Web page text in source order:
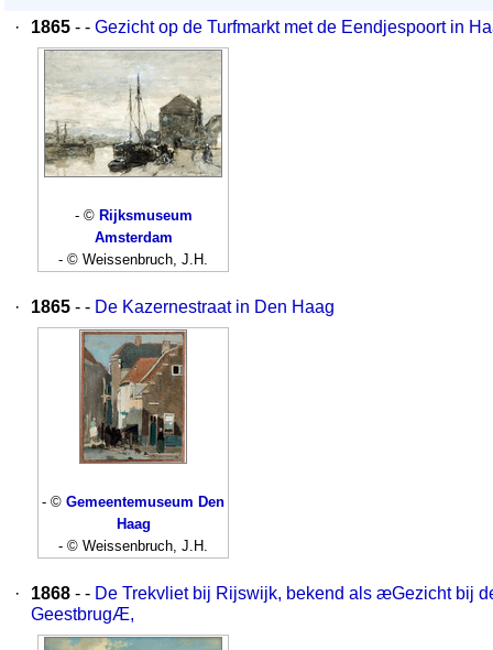
·
1865 - - Gezicht op de Turfmarkt met de Eendjespoort in
- © Rijksmuseum
Amsterdam
- © Weissenbruch, J.H.
· 1865 - - De Kazernestraat in Den Haag
- © Gemeentemuseum Den
Haag
- © Weissenbruch, J.H.
· 1868 - - De Trekvliet bij Rijswijk, bekend als æGezicht bij
GeestbrugÆ,